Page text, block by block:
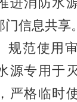
进消防水
信息共享。
规范使用
源专用于
严格临时